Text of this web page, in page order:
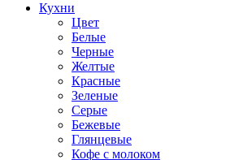
Кухни
Цвет
Белые
Черные
Желтые
Красные
Зеленые
Серые
Бежевые
Глянцевые
Кофе с молоком